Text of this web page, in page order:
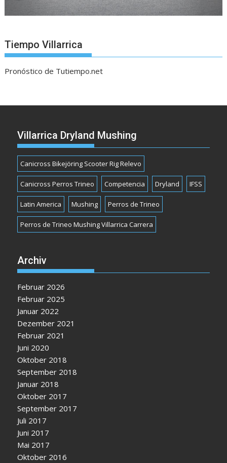
Tiempo Villarrica
Pronóstico de Tutiempo.net
Villarrica Dryland Mushing
Canicross Bikejöring Scooter Rig Relevo
Canicross Perros Trineo Competencia Dryland IFSS
Latin America Mushing Perros de Trineo
Perros de Trineo Mushing Villarrica Carrera
Archiv
Februar 2026
Februar 2025
Januar 2022
Dezember 2021
Februar 2021
Juni 2020
Oktober 2018
September 2018
Januar 2018
Oktober 2017
September 2017
Juli 2017
Juni 2017
Mai 2017
Oktober 2016